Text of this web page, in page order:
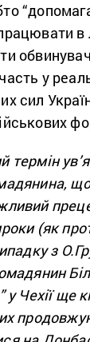
в
у
сил
термін
(як
з
у Чехії ще